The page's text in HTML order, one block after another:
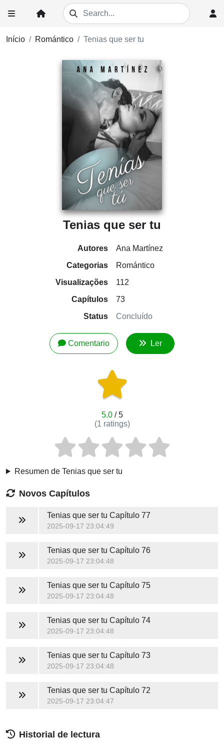
Início Romántico Tenias que ser tu
Tenias que ser tu
Autores
Ana Martínez
Categorias
Romántico
Visualizações
112
Capítulos
73
Status
Concluído
Comentario Ler
5.0/ 5
(1 ratings)
Resumen de Tenias que ser tu
Novos Capítulos
Tenias que ser tu Capítulo 77
2025-09-17 23:04:49
Tenias que ser tu Capítulo 76
2025-09-17 23:04:48
Tenias que ser tu Capítulo 75
2025-09-17 23:04:48
Tenias que ser tu Capítulo 74
2025-09-17 23:04:48
Tenias que ser tu Capítulo 73
2025-09-17 23:04:48
Tenias que ser tu Capítulo 72
2025-09-17 23:04:47
Historial de lectura